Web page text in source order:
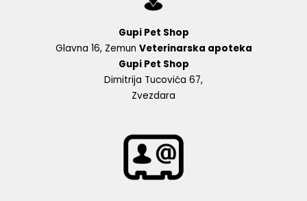
Gupi Pet Shop
Glavna 16, Zemun Veterinarska apoteka
Gupi Pet Shop
Dimitrija Tucovića 67,
Zvezdara